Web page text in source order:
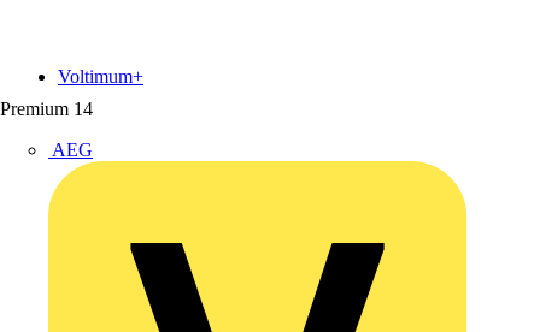
Premium 14
AEG
Voltimum+